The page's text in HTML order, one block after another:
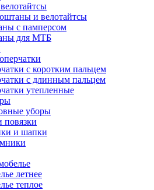
и велотайтсы
с памперсом
для МТБ
с коротким пальцем
с длинным пальцем
утепленные
уборы
и шапки
летнее
теплое